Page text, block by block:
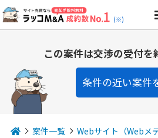
(※)
この案件は交渉の受付を
条件の近い案件
案件一覧 Webサイト（Webメデ